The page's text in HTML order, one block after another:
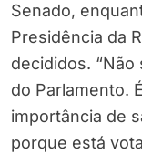
Senado,
Presidência da
decididos.
do Parlamento.
importância de
porque está